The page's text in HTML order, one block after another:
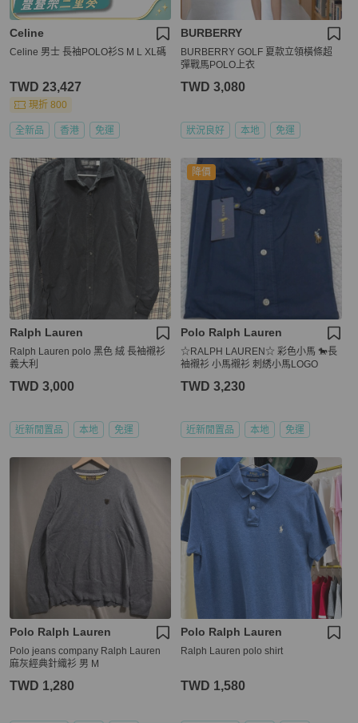
Celine
Celine 男士 長袖POLO衫S M L XL碼
TWD 23,427
現折 800
全新品 香港 免運
BURBERRY
BURBERRY GOLF 夏款立領橫條超
彈戰馬POLO上衣
TWD 3,080
狀況良好 本地 免運
Ralph Lauren
Ralph Lauren polo 黑色 絨 長袖襯衫
義大利
TWD 3,000
近新閒置品 本地 免運
降價
Polo Ralph Lauren
☆RALPH LAUREN☆ 彩色小馬 🐎長
袖襯衫 小馬襯衫 刺綉小馬LOGO
TWD 3,230
近新閒置品 本地 免運
Polo Ralph Lauren
Polo jeans company Ralph Lauren
麻灰經典針織衫 男 M
TWD 1,280
Polo Ralph Lauren
Ralph Lauren polo shirt
TWD 1,580